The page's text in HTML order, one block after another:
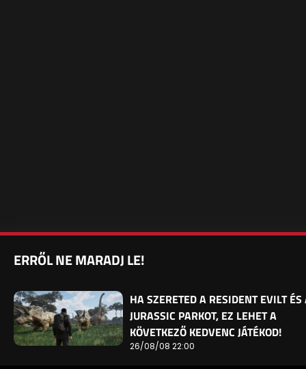
ERRŐL NE MARADJ LE!
HA SZERETED A RESIDENT EVILT ÉS
JURASSIC PARKOT, EZ LEHET A
KÖVETKEZŐ KEDVENC JÁTÉKOD!
26/08/08 22:00